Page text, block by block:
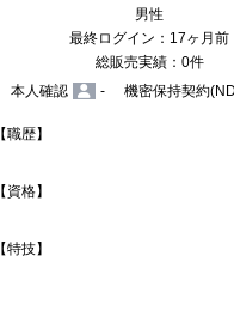
男性
最終ログイン：17ヶ月前
総販売実績：0件
本人確認
- 機密保持契約
【職歴】
【資格】
【特技】